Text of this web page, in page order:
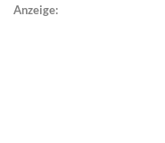
Anzeige: